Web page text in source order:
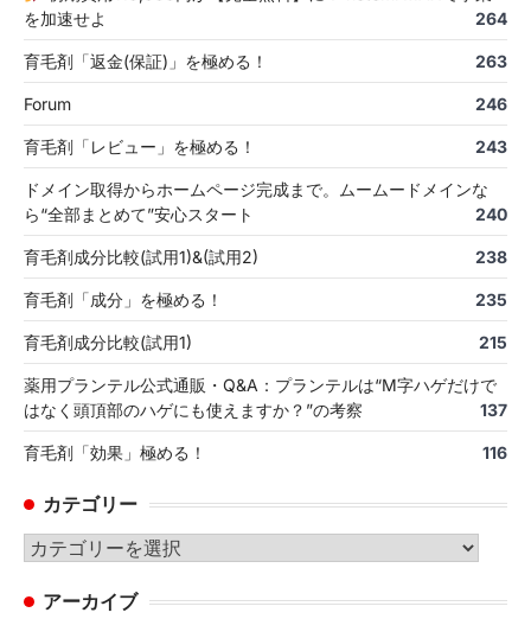
を加速せよ
264
育毛剤「返金(保証)」を極める！ 263
Forum 246
育毛剤「レビュー」を極める！ 243
ドメイン取得からホームページ完成まで。ムームードメインな
ら“全部まとめて”安心スタート
240
育毛剤成分比較(試用1)&(試用2) 238
育毛剤「成分」を極める！ 235
育毛剤成分比較(試用1) 215
薬用プランテル公式通販・Q&A：プランテルは“M字ハゲだけで
はなく頭頂部のハゲにも使えますか？”の考察
137
育毛剤「効果」極める！ 116
カテゴリー
カ
ゴ アーカイブ